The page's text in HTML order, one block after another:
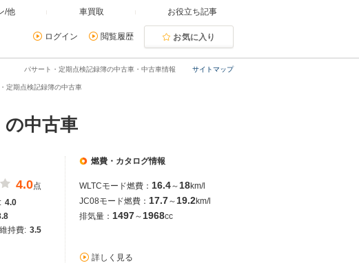
/他 車買取 お役立ち記事
ログイン 閲覧履歴 お気に入り
サイトマップ
パサート・定期点検記録簿の中古車・中古車情報
定期点検記録簿の中古車
の中古車
4.0点
4.0
維持費: 3.5
燃費・カタログ情報
WLTCモード燃費： 16.4～ 18km/l
JC08モード燃費： 17.7～ 19.2km/l
排気量： 1497～ 1968cc
詳しく見る